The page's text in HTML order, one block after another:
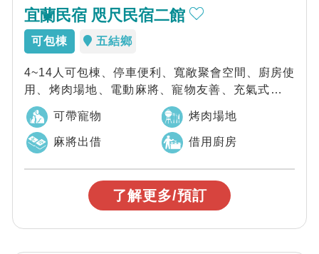
宜蘭民宿 咫尺民宿二館
可包棟 五結鄉
4~14人可包棟、停車便利、寬敞聚會空間、廚房使
用、烤肉場地、電動麻將、寵物友善、充氣式戲水
池、兒童遊戲區、時尚簡約文旅風格、親友...
可帶寵物 烤肉場地
麻將出借 借用廚房
了解更多/預訂